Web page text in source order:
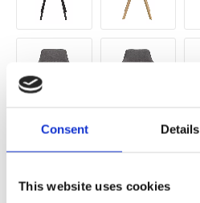
Consent Details
This website uses cookies